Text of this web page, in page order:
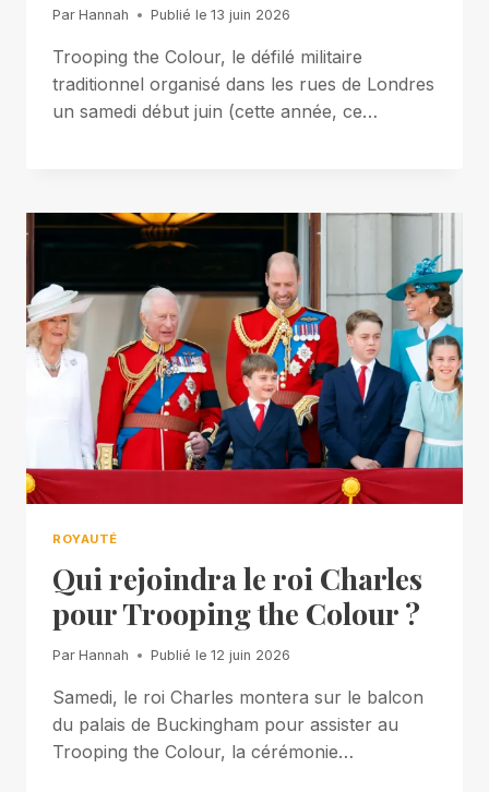
Par Hannah Publié le 13 juin 2026
Trooping the Colour, le défilé militaire
traditionnel organisé dans les rues de Londres
un samedi début juin (cette année, ce…
ROYAUTÉ
Qui rejoindra le roi Charles
pour Trooping the Colour ?
Par Hannah Publié le 12 juin 2026
Samedi, le roi Charles montera sur le balcon
du palais de Buckingham pour assister au
Trooping the Colour, la cérémonie…